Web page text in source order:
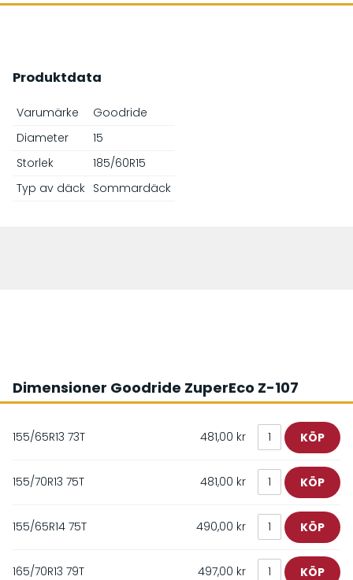
Produktdata
Varumärke
Goodride
Diameter
15
Storlek
185/60R15
Typ av däck Sommardäck
Dimensioner Goodride ZuperEco Z-107
155/65R13 73T 481,00 kr
155/70R13 75T 481,00 kr
155/65R14 75T 490,00 kr
165/70R13 79T 497,00 kr